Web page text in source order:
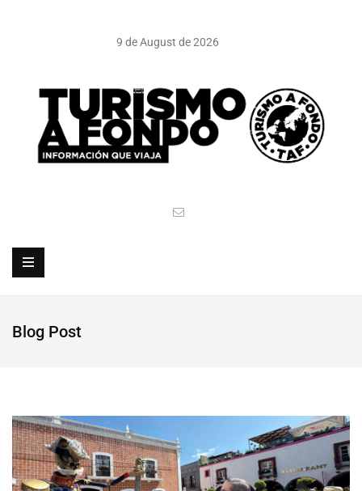
9 de August de 2026
Blog Post